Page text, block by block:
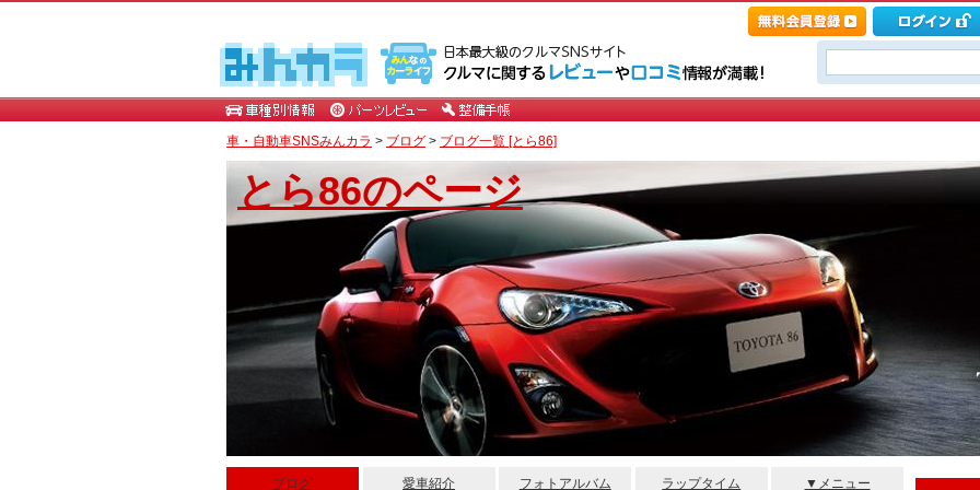
車・自動車SNSみんカラ > ブログ > ブログ一覧 [とら86]
とら86のページ
ブログ 愛車紹介 フォトアルバム ラップタイム ▼メニュー